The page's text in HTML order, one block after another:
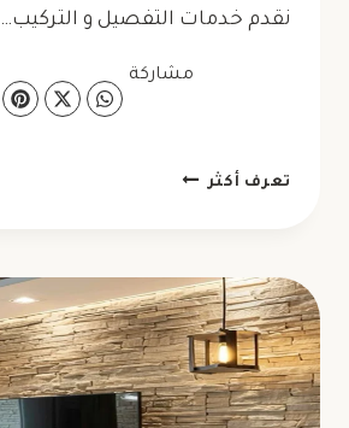
نقدم خدمات التفصيل و التركيب…
مشاركة
تعرف أكثر تفصيل
ابوظبي
ت:
0523754330
محل
زجاج